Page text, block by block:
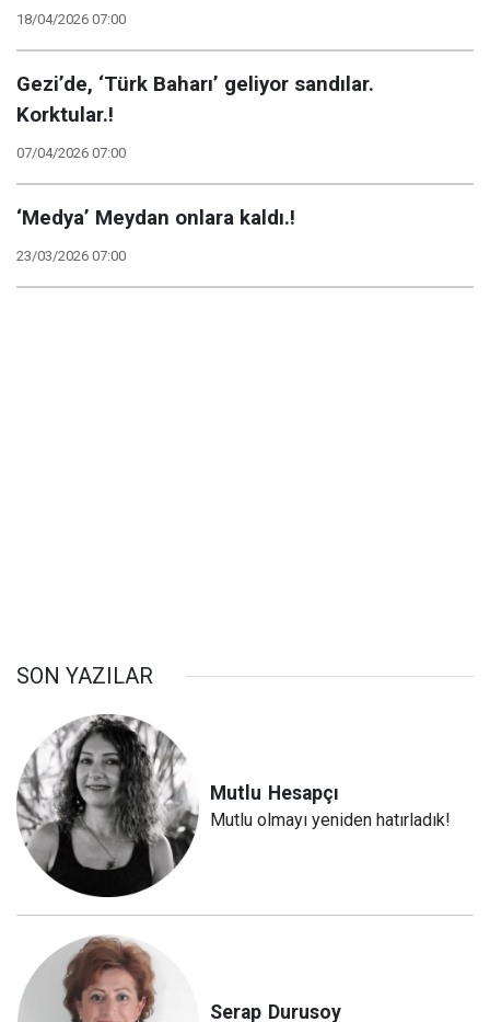
18/04/2026 07:00
Gezi’de, ‘Türk Baharı’ geliyor sandılar.
Korktular.!
07/04/2026 07:00
‘Medya’ Meydan onlara kaldı.!
23/03/2026 07:00
SON YAZILAR
Mutlu Hesapçı
Mutlu olmayı yeniden hatırladık!
Serap Durusoy